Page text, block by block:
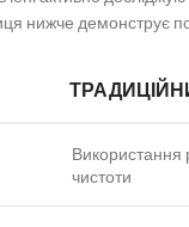
нижче демонструє
Використання
чистоти